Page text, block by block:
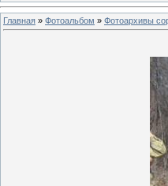
Главная » Фотоальбом » Фотоархивы